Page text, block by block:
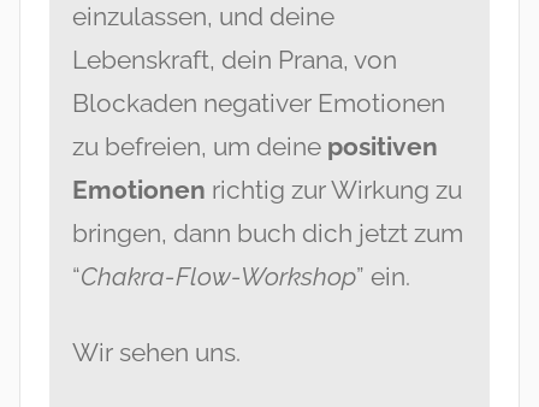
einzulassen, und deine
Lebenskraft, dein Prana, von
Blockaden negativer Emotionen
zu befreien, um deine positiven
Emotionen richtig zur Wirkung zu
bringen, dann buch dich jetzt zum
“Chakra-Flow-Workshop” ein.
Wir sehen uns.